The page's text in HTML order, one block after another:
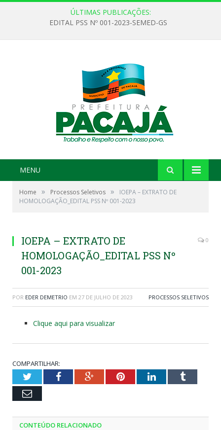
ÚLTIMAS PUBLICAÇÕES:
EDITAL PSS Nº 001-2023-SEMED-GS
MENU
Home » Processos Seletivos »
IOEPA – EXTRATO DE
HOMOLOGAÇÃO_EDITAL PSS Nº 001-2023
IOEPA – EXTRATO DE
HOMOLOGAÇÃO_EDITAL PSS Nº
001-2023
0
POR EDER DEMETRIO EM 27 DE JULHO DE 2023 PROCESSOS SELETIVOS
Clique aqui para visualizar
COMPARTILHAR:
TwitterFacebookGoogle+PinterestLinkedInTumblr
Email
CONTEÚDO RELACIONADO